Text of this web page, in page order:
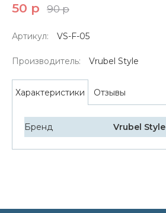
50 р 90 р
Артикул: VS-F-05
Производитель: Vrubel Style
Характеристики Отзывы
Бренд Vrubel Style